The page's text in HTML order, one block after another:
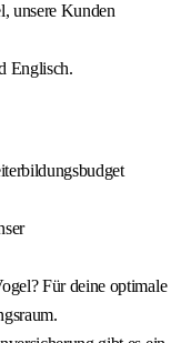
unsere Kunden
Englisch.
Für deine optimale